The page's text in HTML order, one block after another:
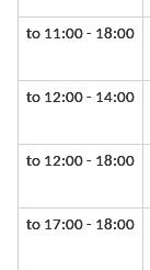
to 11:00 - 18:00
to 12:00 - 14:00
to 12:00 - 18:00
to 17:00 - 18:00